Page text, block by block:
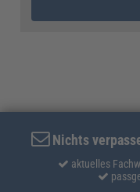
Nichts
aktuelles